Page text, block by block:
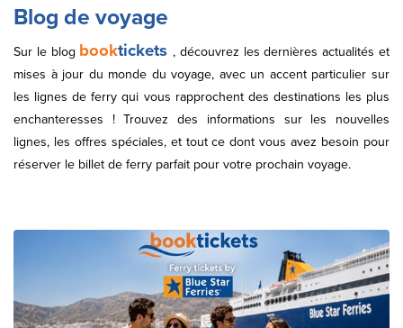
Blog de voyage
Sur le blog booktickets , découvrez les dernières actualités et
mises à jour du monde du voyage, avec un accent particulier sur
les lignes de ferry qui vous rapprochent des destinations les plus
enchanteresses ! Trouvez des informations sur les nouvelles
lignes, les offres spéciales, et tout ce dont vous avez besoin pour
réserver le billet de ferry parfait pour votre prochain voyage.